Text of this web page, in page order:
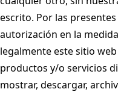
escrito. Por las
autorización en la
legalmente este sitio
productos y/o servicios
mostrar, descargar,